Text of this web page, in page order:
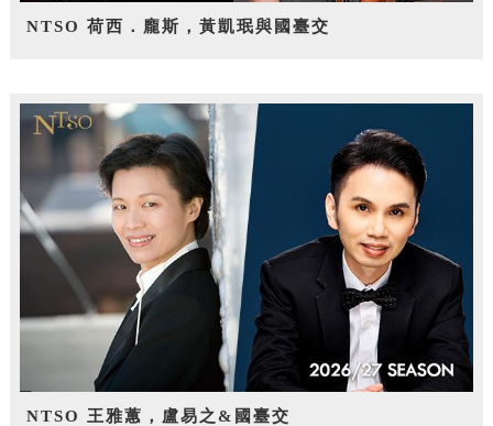
NTSO 荷西．龐斯，黃凱珉與國臺交
NTSO 王雅蕙，盧易之&國臺交